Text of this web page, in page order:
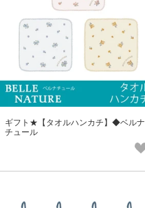
ギフト★【タオルハンカチ】◆ベルナ
チュール